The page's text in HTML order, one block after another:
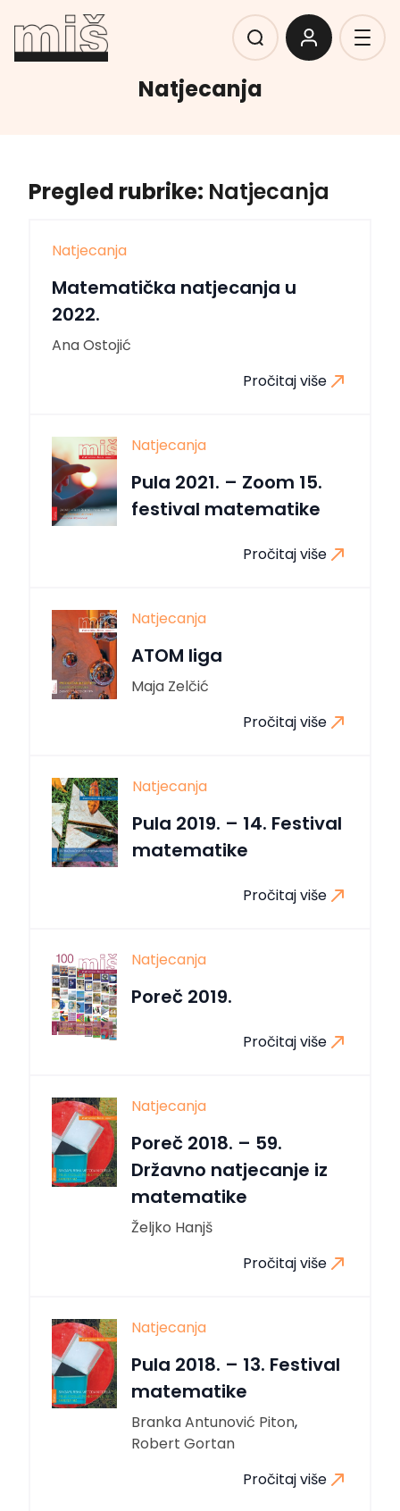
Natjecanja
Pregled rubrike: Natjecanja
Natjecanja
Matematička natjecanja u
2022.
Ana Ostojić
Pročitaj više
Natjecanja
Pula 2021. – Zoom 15.
festival matematike
Pročitaj više
Natjecanja
ATOM liga
Maja Zelčić
Pročitaj više
Natjecanja
Pula 2019. – 14. Festival
matematike
Pročitaj više
Natjecanja
Poreč 2019.
Pročitaj više
Natjecanja
Poreč 2018. – 59.
Državno natjecanje iz
matematike
Željko Hanjš
Pročitaj više
Natjecanja
Pula 2018. – 13. Festival
matematike
Branka Antunović Piton,
Robert Gortan
Pročitaj više